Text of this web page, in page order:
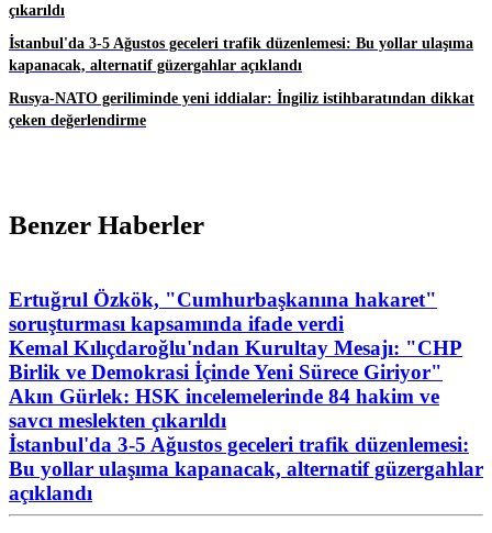
çıkarıldı
İstanbul'da 3-5 Ağustos geceleri trafik düzenlemesi: Bu yollar ulaşıma
kapanacak, alternatif güzergahlar açıklandı
Rusya-NATO geriliminde yeni iddialar: İngiliz istihbaratından dikkat
çeken değerlendirme
Benzer Haberler
Ertuğrul Özkök, "Cumhurbaşkanına hakaret"
soruşturması kapsamında ifade verdi
Kemal Kılıçdaroğlu'ndan Kurultay Mesajı: "CHP
Birlik ve Demokrasi İçinde Yeni Sürece Giriyor"
Akın Gürlek: HSK incelemelerinde 84 hakim ve
savcı meslekten çıkarıldı
İstanbul'da 3-5 Ağustos geceleri trafik düzenlemesi:
Bu yollar ulaşıma kapanacak, alternatif güzergahlar
açıklandı